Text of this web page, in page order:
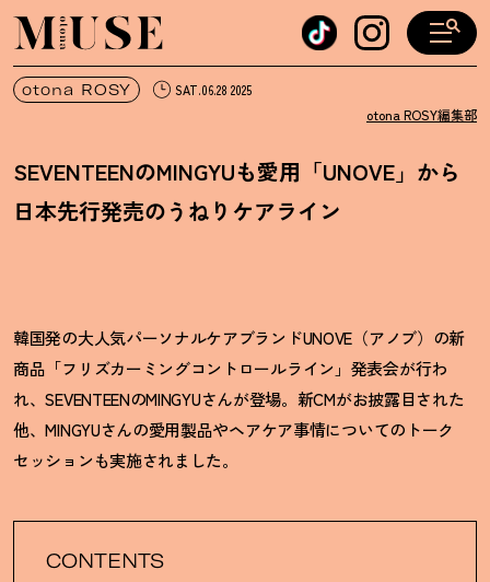
オトナミューズ ウェブ
otona ROSY SAT.06.28 2025
otona ROSY編集部
SEVENTEENのMINGYUも愛用「UNOVE」から
日本先行発売のうねりケアライン
韓国発の大人気パーソナルケアブランドUNOVE（アノブ）の新
商品「フリズカーミングコントロールライン」発表会が行わ
れ、SEVENTEENのMINGYUさんが登場。新CMがお披露目された
他、MINGYUさんの愛用製品やヘアケア事情についてのトーク
セッションも実施されました。
CONTENTS